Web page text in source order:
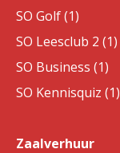
SO Golf (1)
SO Leesclub 2 (1)
SO Business (1)
SO Kennisquiz (1)
Zaalverhuur